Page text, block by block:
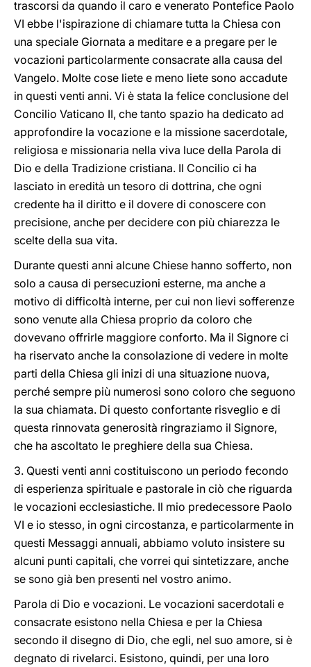
trascorsi da quando il caro e venerato Pontefice Paolo
VI ebbe l'ispirazione di chiamare tutta la Chiesa con
una speciale Giornata a meditare e a pregare per le
vocazioni particolarmente consacrate alla causa del
Vangelo. Molte cose liete e meno liete sono accadute
in questi venti anni. Vi è stata la felice conclusione del
Concilio Vaticano II, che tanto spazio ha dedicato ad
approfondire la vocazione e la missione sacerdotale,
religiosa e missionaria nella viva luce della Parola di
Dio e della Tradizione cristiana. Il Concilio ci ha
lasciato in eredità un tesoro di dottrina, che ogni
credente ha il diritto e il dovere di conoscere con
precisione, anche per decidere con più chiarezza le
scelte della sua vita.
Durante questi anni alcune Chiese hanno sofferto, non
solo a causa di persecuzioni esterne, ma anche a
motivo di difficoltà interne, per cui non lievi sofferenze
sono venute alla Chiesa proprio da coloro che
dovevano offrirle maggiore conforto. Ma il Signore ci
ha riservato anche la consolazione di vedere in molte
parti della Chiesa gli inizi di una situazione nuova,
perché sempre più numerosi sono coloro che seguono
la sua chiamata. Di questo confortante risveglio e di
questa rinnovata generosità ringraziamo il Signore,
che ha ascoltato le preghiere della sua Chiesa.
3. Questi venti anni costituiscono un periodo fecondo
di esperienza spirituale e pastorale in ciò che riguarda
le vocazioni ecclesiastiche. Il mio predecessore Paolo
VI e io stesso, in ogni circostanza, e particolarmente in
questi Messaggi annuali, abbiamo voluto insistere su
alcuni punti capitali, che vorrei qui sintetizzare, anche
se sono già ben presenti nel vostro animo.
Parola di Dio e vocazioni. Le vocazioni sacerdotali e
consacrate esistono nella Chiesa e per la Chiesa
secondo il disegno di Dio, che egli, nel suo amore, si è
degnato di rivelarci. Esistono, quindi, per una loro